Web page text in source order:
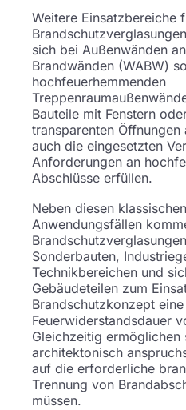
Weitere Einsatzbereiche
sich bei Außenwänden
Brandwänden (WABW)
hochfeuerhemmenden
Bauteile mit Fenstern
transparenten
auch die eingesetzten
Anforderungen an
Abschlüsse erfüllen.
Neben diesen
Anwendungsfällen
Sonderbauten,
Technikbereichen und
Gebäudeteilen zum
Brandschutzkonzept eine
Feuerwiderstandsdauer
Gleichzeitig ermöglichen
architektonisch
auf die erforderliche
Trennung von
müssen.